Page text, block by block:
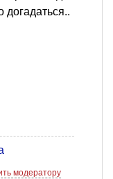
догадаться..
модератору